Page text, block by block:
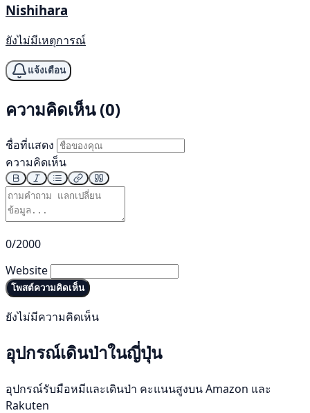
Nishihara
ยังไม่มีเหตุการณ์
แจ้งเตือน
ความคิดเห็น (0)
ชื่อที่แสดง
ความคิดเห็น
0/2000
Website
โพสต์ความคิดเห็น
ยังไม่มีความคิดเห็น
อุปกรณ์เดินป่าในญี่ปุ่น
อุปกรณ์รับมือหมีและเดินป่า คะแนนสูงบน Amazon และ
Rakuten